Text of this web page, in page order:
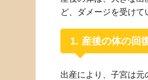
ど、ダメージを受けて
1. 産後の体の回
出産により、子宮は